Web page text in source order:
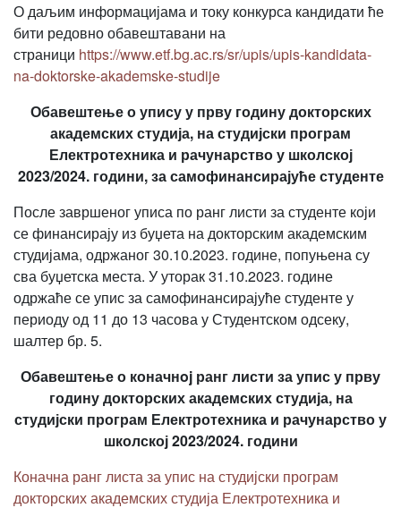
О даљим информацијама и току конкурса кандидати ће
бити редовно обавештавани на
страници https://www.etf.bg.ac.rs/sr/upis/upis-kandidata-
na-doktorske-akademske-studije
Обавештење о упису у прву годину докторских
академских студија, на студијски програм
Електротехника и рачунарство у школској
2023/2024. години, за самофинансирајуће студенте
После завршеног уписа по ранг листи за студенте који
се финансирају из буџета на докторским академским
студијама, одржаног 30.10.2023. године, попуњена су
сва буџетска места. У уторак 31.10.2023. године
одржаће се упис за самофинансирајуће студенте у
периоду од 11 до 13 часова у Студентском одсеку,
шалтер бр. 5.
Обавештење о коначнoj ранг листи за упис у прву
годину докторских академских студија, на
студијски програм Електротехника и рачунарство у
школској 2023/2024. години
Коначна ранг листа за упис на студијски програм
докторских академских студија Електротехника и